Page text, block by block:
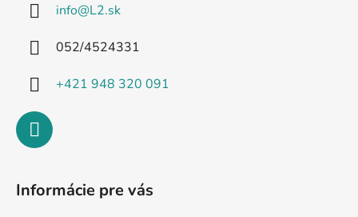
info@L2.sk
052/4524331
+421 948 320 091
Informácie pre vás